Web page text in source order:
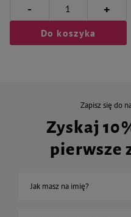
- +
Do koszyka
Zapisz się do
Zyskaj
pierwsze
Jak masz na imię?